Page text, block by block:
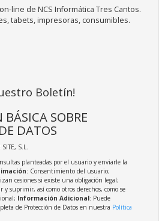
line de NCS Informática Tres Cantos.
tabets, impresoras, consumibles.
Boletín!
SOBRE
DATOS
S.L.
planteadas por el usuario y enviarle la
: Consentimiento del usuario;
cesiones si existe una obligación legal;
y suprimir, así como otros derechos, como se
Información Adicional: Puede
de Protección de Datos en nuestra Política